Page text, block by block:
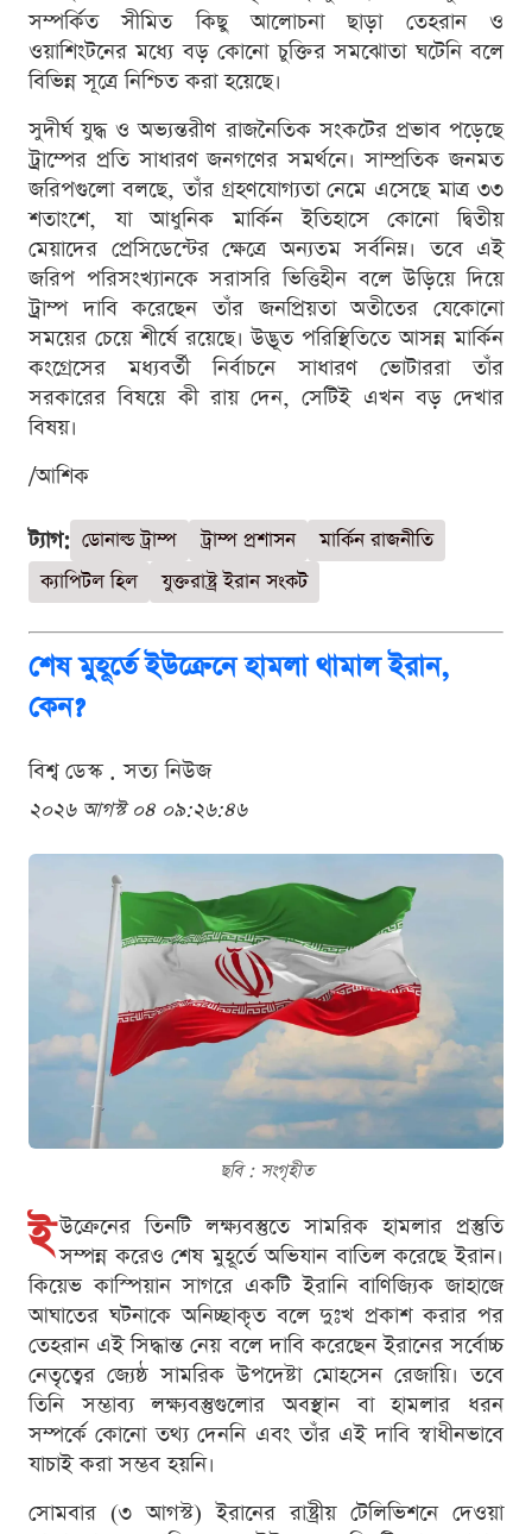
সম্পর্কিত সীমিত কিছু আলোচনা ছাড়া তেহরান ও
ওয়াশিংটনের মধ্যে বড় কোনো চুক্তির সমঝোতা ঘটেনি বলে
বিভিন্ন সূত্রে নিশ্চিত করা হয়েছে।
সুদীর্ঘ যুদ্ধ ও অভ্যন্তরীণ রাজনৈতিক সংকটের প্রভাব পড়েছে
ট্রাম্পের প্রতি সাধারণ জনগণের সমর্থনে। সাম্প্রতিক জনমত
জরিপগুলো বলছে, তাঁর গ্রহণযোগ্যতা নেমে এসেছে মাত্র ৩৩
শতাংশে, যা আধুনিক মার্কিন ইতিহাসে কোনো দ্বিতীয়
মেয়াদের প্রেসিডেন্টের ক্ষেত্রে অন্যতম সর্বনিম্ন। তবে এই
জরিপ পরিসংখ্যানকে সরাসরি ভিত্তিহীন বলে উড়িয়ে দিয়ে
ট্রাম্প দাবি করেছেন তাঁর জনপ্রিয়তা অতীতের যেকোনো
সময়ের চেয়ে শীর্ষে রয়েছে। উদ্ভূত পরিস্থিতিতে আসন্ন মার্কিন
কংগ্রেসের মধ্যবর্তী নির্বাচনে সাধারণ ভোটাররা তাঁর
সরকারের বিষয়ে কী রায় দেন, সেটিই এখন বড় দেখার
বিষয়।
/আশিক
ট্যাগ: ডোনাল্ড ট্রাম্প ট্রাম্প প্রশাসন
মার্কিন রাজনীতি
ক্যাপিটল হিল
যুক্তরাষ্ট্র ইরান সংকট
শেষ মুহূর্তে ইউক্রেনে হামলা থামাল ইরান,
কেন?
বিশ্ব ডেস্ক . সত্য নিউজ
২০২৬ আগস্ট ০৪ ০৯:২৬:৪৬
ছবি : সংগৃহীত
ই উক্রেনের তিনটি লক্ষ্যবস্তুতে সামরিক হামলার প্রস্তুতি
সম্পন্ন করেও শেষ মুহূর্তে অভিযান বাতিল করেছে ইরান।
কিয়েভ কাস্পিয়ান সাগরে একটি ইরানি বাণিজ্যিক জাহাজে
আঘাতের ঘটনাকে অনিচ্ছাকৃত বলে দুঃখ প্রকাশ করার পর
তেহরান এই সিদ্ধান্ত নেয় বলে দাবি করেছেন ইরানের সর্বোচ্চ
নেতৃত্বের জ্যেষ্ঠ সামরিক উপদেষ্টা মোহসেন রেজায়ি। তবে
তিনি সম্ভাব্য লক্ষ্যবস্তুগুলোর অবস্থান বা হামলার ধরন
সম্পর্কে কোনো তথ্য দেননি এবং তাঁর এই দাবি স্বাধীনভাবে
যাচাই করা সম্ভব হয়নি।
সোমবার (৩ আগস্ট) ইরানের রাষ্ট্রীয় টেলিভিশনে দেওয়া